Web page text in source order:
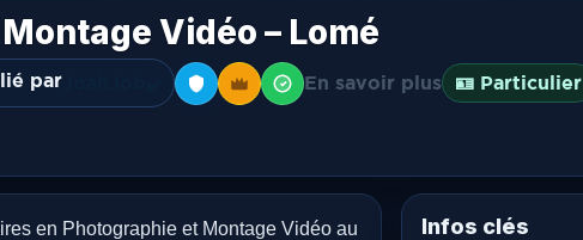
Vidéo – Lomé
par En savoir plus 🪪 Particulier
en Photographie et Montage Vidéo au
Infos clés